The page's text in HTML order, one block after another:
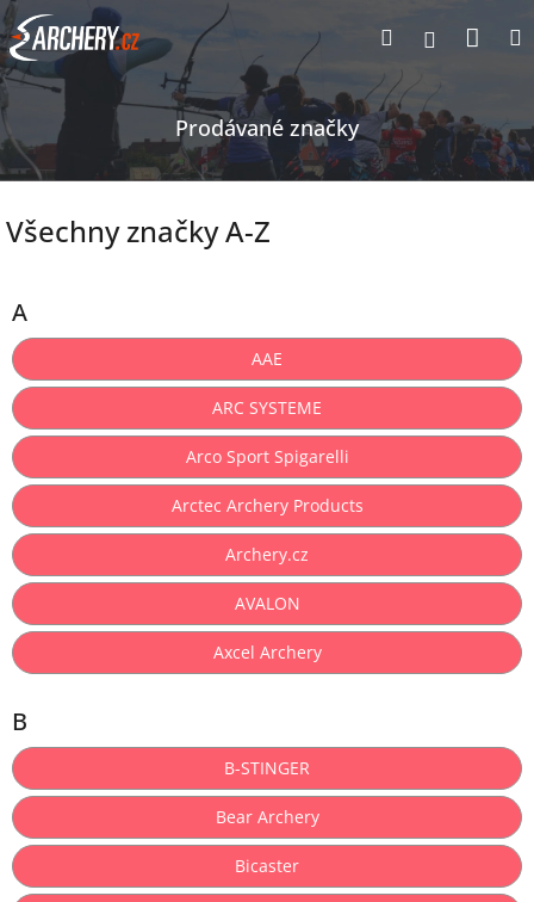
Přejít
na
obsah
Hledat
Prodávané značky
Všechny značky A-Z
A
AAE
ARC SYSTEME
Arco Sport Spigarelli
Arctec Archery Products
Archery.cz
AVALON
Axcel Archery
B
B-STINGER
Bear Archery
Bicaster